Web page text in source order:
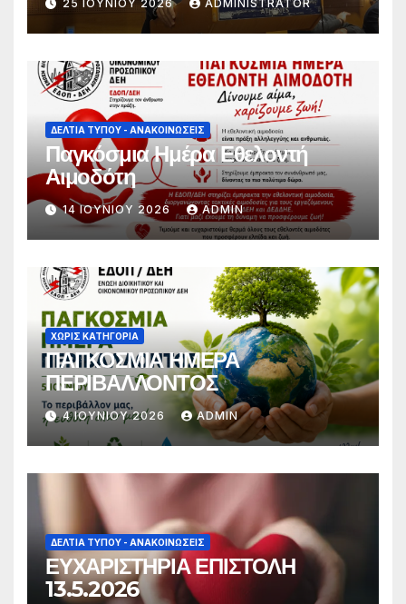
επιχειρήματα και όχι με
συνθήματα, να συμμετέχει στο
διάλογο για την προάσπιση των
εργασιακών δικαιωμάτων»
25 ΙΟΥΝΊΟΥ 2026 ADMINISTRATOR
ΔΕΛΤΊΑ ΤΎΠΟΥ - ΑΝΑΚΟΙΝΏΣΕΙΣ
Παγκόσμια Ημέρα Εθελοντή
Αιμοδότη
14 ΙΟΥΝΊΟΥ 2026 ADMIN
ΧΩΡΊΣ ΚΑΤΗΓΟΡΊΑ
ΠΑΓΚΟΣΜΙΑ ΗΜΕΡΑ
ΠΕΡΙΒΑΛΛΟΝΤΟΣ
4 ΙΟΥΝΊΟΥ 2026 ADMIN
ΔΕΛΤΊΑ ΤΎΠΟΥ - ΑΝΑΚΟΙΝΏΣΕΙΣ
ΕΥΧΑΡΙΣΤΗΡΙΑ ΕΠΙΣΤΟΛΗ
13.5.2026